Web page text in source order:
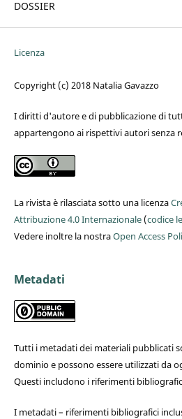
DOSSIER
Licenza
Copyright (c) 2018 Natalia Gavazzo
I diritti d'autore e di pubblicazione di
appartengono ai rispettivi autori senza
La rivista è rilasciata sotto una licenza
Attribuzione 4.0 Internazionale(codice
Vedere inoltre la nostraOpen Access
Metadati
Tutti i metadati dei materiali pubblicati
dominio e possono essere utilizzati da
Questi includono i riferimenti
I metadati – riferimenti bibliografici